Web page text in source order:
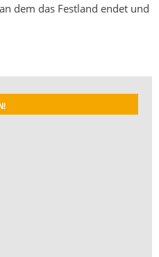
dem das Festland endet und